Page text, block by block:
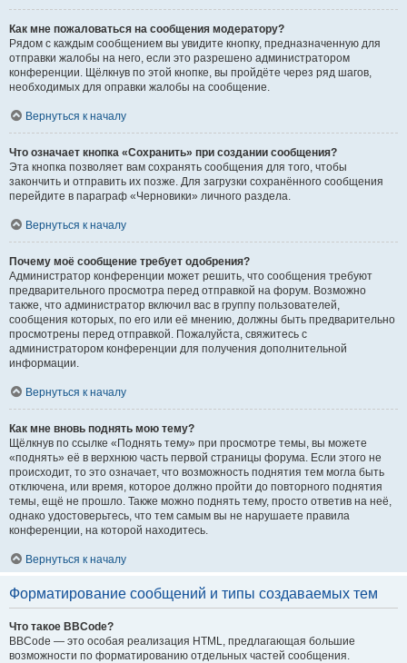
Как мне пожаловаться на сообщения модератору?
Рядом с каждым сообщением вы увидите кнопку, предназначенную для
отправки жалобы на него, если это разрешено администратором
конференции. Щёлкнув по этой кнопке, вы пройдёте через ряд шагов,
необходимых для оправки жалобы на сообщение.
Вернуться к началу
Что означает кнопка «Сохранить» при создании сообщения?
Эта кнопка позволяет вам сохранять сообщения для того, чтобы
закончить и отправить их позже. Для загрузки сохранённого сообщения
перейдите в параграф «Черновики» личного раздела.
Вернуться к началу
Почему моё сообщение требует одобрения?
Администратор конференции может решить, что сообщения требуют
предварительного просмотра перед отправкой на форум. Возможно
также, что администратор включил вас в группу пользователей,
сообщения которых, по его или её мнению, должны быть предварительно
просмотрены перед отправкой. Пожалуйста, свяжитесь с
администратором конференции для получения дополнительной
информации.
Вернуться к началу
Как мне вновь поднять мою тему?
Щёлкнув по ссылке «Поднять тему» при просмотре темы, вы можете
«поднять» её в верхнюю часть первой страницы форума. Если этого не
происходит, то это означает, что возможность поднятия тем могла быть
отключена, или время, которое должно пройти до повторного поднятия
темы, ещё не прошло. Также можно поднять тему, просто ответив на неё,
однако удостоверьтесь, что тем самым вы не нарушаете правила
конференции, на которой находитесь.
Вернуться к началу
Форматирование сообщений и типы создаваемых тем
Что такое BBCode?
BBCode — это особая реализация HTML, предлагающая большие
возможности по форматированию отдельных частей сообщения.